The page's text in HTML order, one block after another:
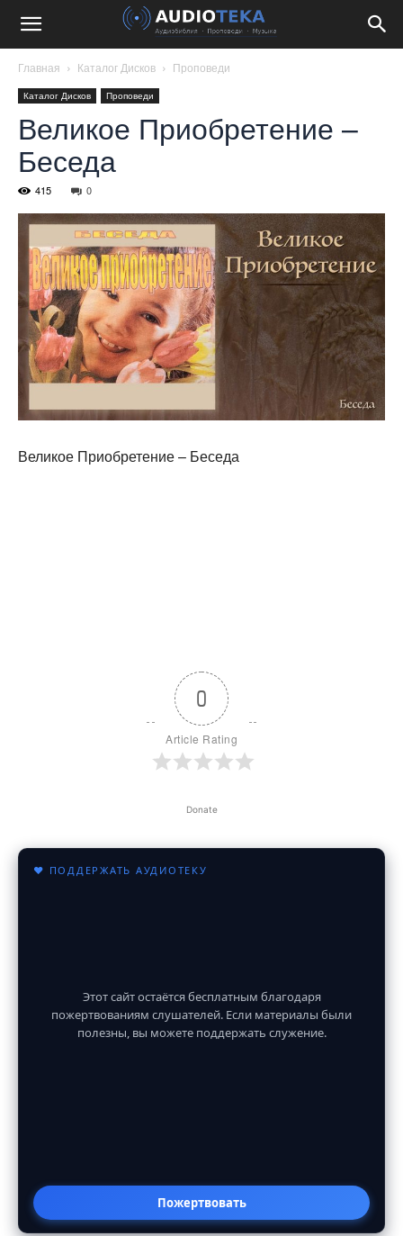
Главная Каталог Дисков Проповеди
Каталог Дисков Проповеди
Великое Приобретение –
Беседа
415 0
Великое Приобретение – Беседа
0
Article Rating
Donate
♥ ПОДДЕРЖАТЬ АУДИОТЕКУ
Этот сайт остаётся бесплатным благодаря
пожертвованиям слушателей. Если материалы были
полезны, вы можете поддержать служение.
Пожертвовать